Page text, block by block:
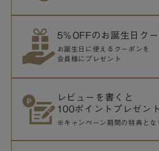
5％OFFのお誕生日ク
お誕生日に使えるクーポンを
会員様にプレゼント
レビューを書くと
100ポイントプレゼント
※キャンペーン期間の特典とな